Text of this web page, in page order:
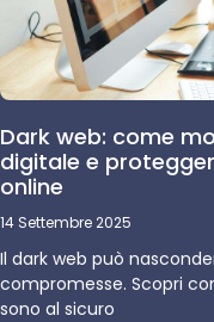
Dark web: come
digitale e
online
14 Settembre 2025
Il dark web può
compromesse. Scopri
sono al sicuro